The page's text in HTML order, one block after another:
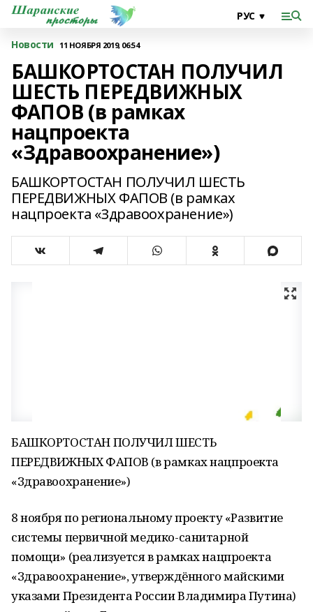
Новости 11 НОЯБРЯ 2019, 06:54
БАШКОРТОСТАН ПОЛУЧИЛ
ШЕСТЬ ПЕРЕДВИЖНЫХ
ФАПОВ (в рамках
нацпроекта
«Здравоохранение»)
БАШКОРТОСТАН ПОЛУЧИЛ ШЕСТЬ
ПЕРЕДВИЖНЫХ ФАПОВ (в рамках
нацпроекта «Здравоохранение»)
БАШКОРТОСТАН ПОЛУЧИЛ ШЕСТЬ
ПЕРЕДВИЖНЫХ ФАПОВ (в рамках нацпроекта
«Здравоохранение»)
8 ноября по региональному проекту «Развитие
системы первичной медико-санитарной
помощи» (реализуется в рамках нацпроекта
«Здравоохранение», утверждённого майскими
указами Президента России Владимира Путина)